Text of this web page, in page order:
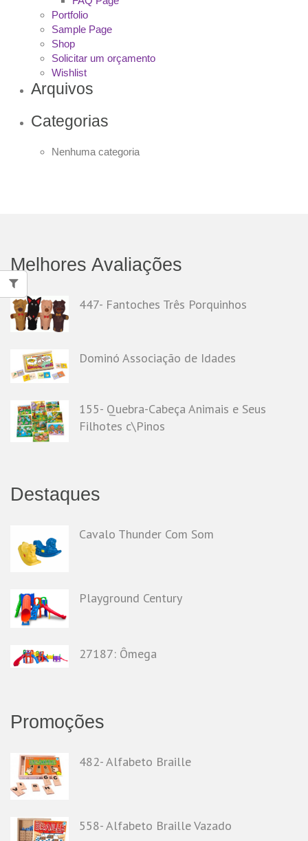
Portfolio
Sample Page
Shop
Solicitar um orçamento
Wishlist
Arquivos
Categorias
Nenhuma categoria
Melhores Avaliações
447- Fantoches Três Porquinhos
Dominó Associação de Idades
155- Quebra-Cabeça Animais e Seus
Filhotes c\Pinos
Destaques
Cavalo Thunder Com Som
Playground Century
27187: Ômega
Promoções
482- Alfabeto Braille
558- Alfabeto Braille Vazado